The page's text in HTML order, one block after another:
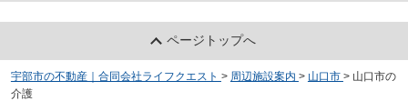
ページトップへ
宇部市の不動産｜合同会社ライフクエスト > 周辺施設案内 > 山口市 > 山口市の
介護